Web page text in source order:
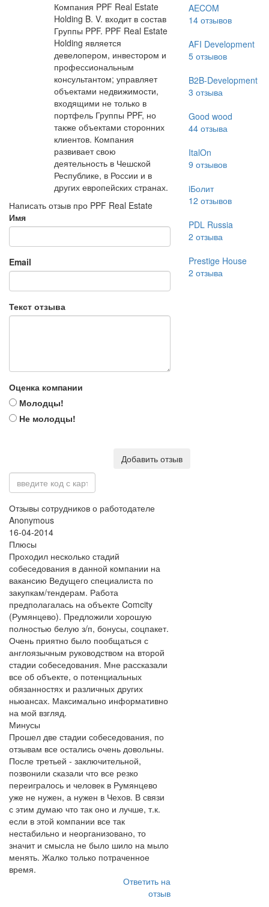
Компания PPF Real Estate
Holding B. V. входит в состав
Группы PPF. PPF Real Estate
Holding является
девелопером, инвестором и
профессиональным
консультантом; управляет
объектами недвижимости,
входящими не только в
портфель Группы PPF, но
также объектами сторонних
клиентов. Компания
развивает свою
деятельность в Чешской
Республике, в России и в
других европейских странах.
Написать отзыв про PPF Real Estate
Имя
Email
Текст отзыва
Оценка компании
Молодцы!
Не молодцы!
Добавить отзыв
Отзывы сотрудников о работодателе
Anonymous
16-04-2014
Плюсы
Проходил несколько стадий
собеседования в данной компании на
вакансию Ведущего специалиста по
закупкам/тендерам. Работа
предполагалась на объекте Comcity
(Румянцево). Предложили хорошую
полностью белую з/п, бонусы, соцпакет.
Очень приятно было пообщаться с
англоязычным руководством на второй
стадии собеседования. Мне рассказали
все об объекте, о потенциальных
обязанностях и различных других
ньюансах. Максимально информативно
на мой взгляд.
Минусы
Прошел две стадии собеседования, по
отзывам все остались очень довольны.
После третьей - заключительной,
позвонили сказали что все резко
переигралось и человек в Румянцево
уже не нужен, а нужен в Чехов. В связи
с этим думаю что так оно и лучше, т.к.
если в этой компании все так
нестабильно и неорганизовано, то
значит и смысла не было шило на мыло
менять. Жалко только потраченное
время.
Ответить на
отзыв
AECOM
14отзывов
AFI Development
5отзывов
B2B-Development
3 отзыва
Good wood
44отзыва
ItalOn
9 отзывов
iБолит
12 отзывов
PDL Russia
2 отзыва
Prestige House
2 отзыва